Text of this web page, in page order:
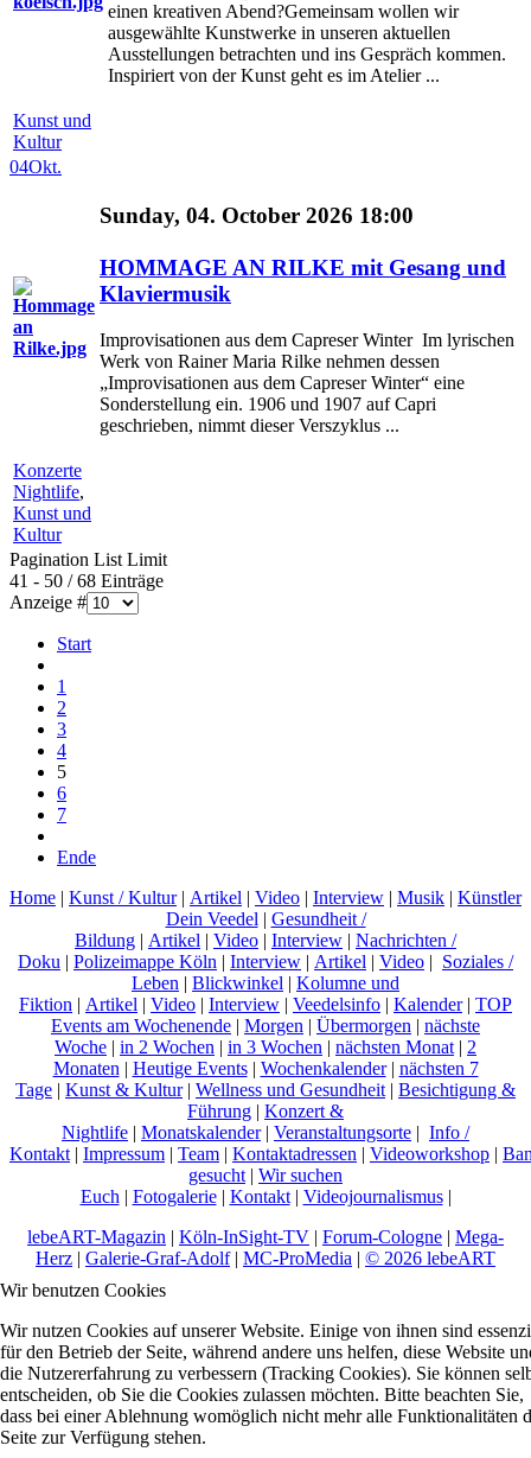
einen kreativen Abend?Gemeinsam wollen wir
ausgewählte Kunstwerke in unseren aktuellen
Ausstellungen betrachten und ins Gespräch kommen.
Inspiriert von der Kunst geht es im Atelier ...
Kunst und
Kultur
04Okt.
Sunday, 04. October 2026 18:00
HOMMAGE AN RILKE mit Gesang und
Klaviermusik
Improvisationen aus dem Capreser Winter Im lyrischen
Werk von Rainer Maria Rilke nehmen dessen
„Improvisationen aus dem Capreser Winter“ eine
Sonderstellung ein. 1906 und 1907 auf Capri
geschrieben, nimmt dieser Verszyklus ...
Konzerte
Nightlife,
Kunst und
Kultur
Pagination List Limit
41 - 50 / 68 Einträge
Anzeige #
Start
1
2
3
4
5
6
7
Ende
Home | Kunst / Kultur| Artikel | Video | Interview | Musik | Künstler
Dein Veedel | Gesundheit /
Bildung | Artikel | Video | Interview | Nachrichten /
Doku | Polizeimappe Köln | Interview | Artikel | Video | Soziales /
Leben | Blickwinkel | Kolumne und
Fiktion | Artikel | Video | Interview | Veedelsinfo | Kalender| TOP
Events am Wochenende | Morgen | Übermorgen | nächste
Woche | in 2 Wochen | in 3 Wochen | nächsten Monat | 2
Monaten | Heutige Events| Wochenkalender| nächsten 7
Tage | Kunst & Kultur| Wellness und Gesundheit | Besichtigung &
Führung | Konzert &
Nightlife | Monatskalender| Veranstaltungsorte | Info /
Kontakt | Impressum | Team | Kontaktadressen | Videoworkshop |
gesucht | Wir suchen
Euch | Fotogalerie| Kontakt| Videojournalismus|
lebeART-Magazin | Köln-InSight-TV | Forum-Cologne | Mega-
Herz | Galerie-Graf-Adolf| MC-ProMedia | © 2026 lebeART
Wir benutzen Cookies
Wir nutzen Cookies auf unserer Website. Einige von ihnen sind
für den Betrieb der Seite, während andere uns helfen, diese Website
die Nutzererfahrung zu verbessern (Tracking Cookies). Sie können
entscheiden, ob Sie die Cookies zulassen möchten. Bitte beachten Sie,
dass bei einer Ablehnung womöglich nicht mehr alle Funktionalitäten
Seite zur Verfügung stehen.